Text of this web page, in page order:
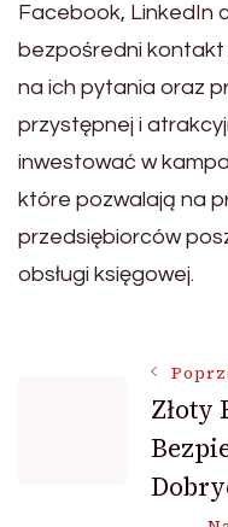
Facebook, LinkedIn
bezpośredni
na ich pytania oraz
przystępnej i
inwestować w
które pozwalają na
przedsiębiorców
obsługi księgowej.
wpisu
Złoty